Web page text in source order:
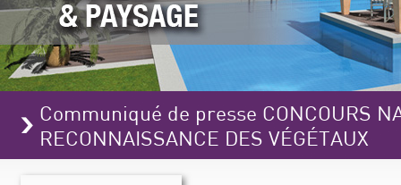
Communiqué de presse CONCOURS
RECONNAISSANCE DES VÉGÉTAUX